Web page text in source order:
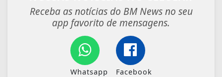
Receba as notícias do BM News no seu
app favorito de mensagens.
Whatsapp Facebook